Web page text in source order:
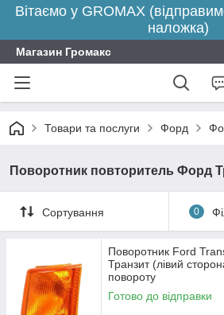
Вітаємо у GROMAX
наложка)
Магазин Громакс
Товари та послуги Форд
Поворотник повторитель Форд
Сортування 0
Поворотник Ford
Транзит (лівий
повороту
Готово до відправки